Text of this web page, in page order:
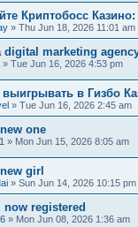
Криптобосс
» Thu Jun 18, 2026 11:01 am
digital marketing
» Tue Jun 16, 2026 4:53 pm
выигрывать в Гизбо
» Tue Jun 16, 2026 2:45 am
new one
» Mon Jun 15, 2026 8:05 am
girl
» Sun Jun 14, 2026 10:15 pm
now registered
» Mon Jun 08, 2026 1:36 am